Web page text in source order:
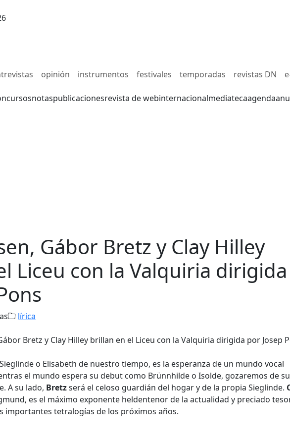
opinión instrumentos festivales temporadas revistas DN
notaspublicacionesrevista de webinternacionalmediatecaagenda
Gábor Bretz y Clay Hilley
Liceu con la Valquiria dirigida
lírica
o Elisabeth de nuestro tiempo, es la esperanza de un mundo vocal
el mundo espera su debut como Brünnhilde o Isolde, gozaremos de su
A su lado, Bretzserá el celoso guardián del hogar y de la propia Sieglinde.
es el máximo exponente heldentenor de la actualidad y preciado
importantes tetralogías de los próximos años.